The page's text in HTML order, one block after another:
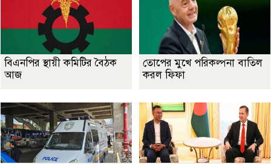
বিএনপির স্থায়ী কমিটির বৈঠক
আজ
তোপের মুখে পরিকল্পনা বাতিল
করল ফিফা